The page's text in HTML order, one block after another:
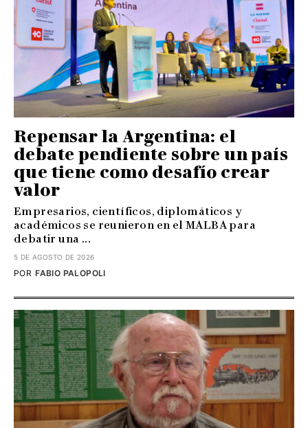
Repensar la Argentina: el
debate pendiente sobre un país
que tiene como desafío crear
valor
Empresarios, científicos, diplomáticos y
académicos se reunieron en el MALBA para
debatir una ...
5 DE AGOSTO DE 2026
FABIO PALOPOLI
POR